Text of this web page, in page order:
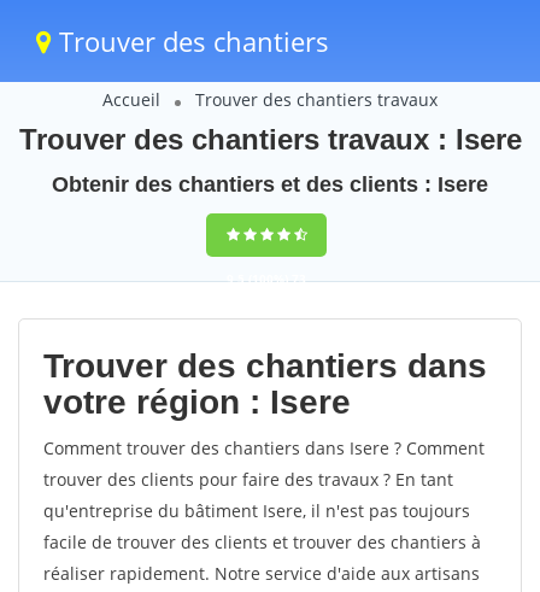
Trouver des chantiers
Accueil Trouver des chantiers travaux
Trouver des chantiers travaux : Isere
Obtenir des chantiers et des clients : Isere
9,5(100%)73
votes
Trouver des chantiers dans
votre région : Isere
Comment trouver des chantiers dans Isere ? Comment
trouver des clients pour faire des travaux ? En tant
qu'entreprise du bâtiment Isere, il n'est pas toujours
facile de trouver des clients et trouver des chantiers à
réaliser rapidement. Notre service d'aide aux artisans